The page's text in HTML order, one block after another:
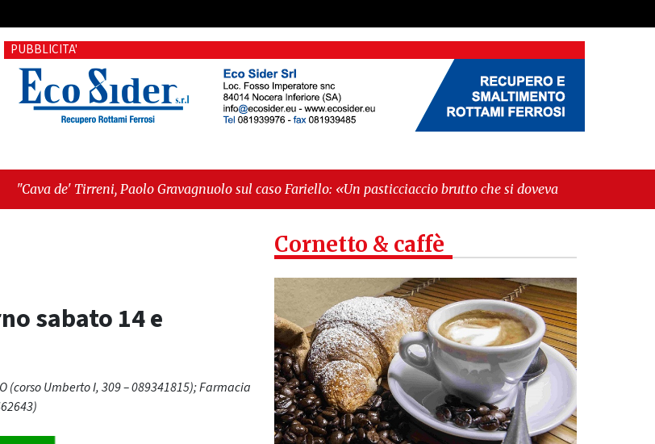
PUBBLICITA'
Paolo Gravagnuolo sul caso Fariello: «Un pasticciaccio brutto che si doveva evitare»" -"Morte
si proseguirà col processo penale"
sabato 14 e
(corso Umberto I, 309 – 089341815); Farmacia
Cornetto & caffè